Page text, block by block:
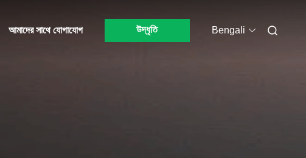
আমাদের সাথে যোগাযোগ উদ্ধৃতি Bengali